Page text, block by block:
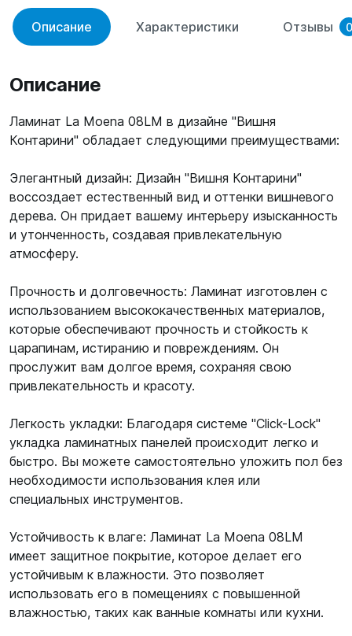
Описание Характеристики Отзывы 0
Описание
Ламинат La Moena 08LM в дизайне "Вишня
Контарини" обладает следующими преимуществами:
Элегантный дизайн: Дизайн "Вишня Контарини"
воссоздает естественный вид и оттенки вишневого
дерева. Он придает вашему интерьеру изысканность
и утонченность, создавая привлекательную
атмосферу.
Прочность и долговечность: Ламинат изготовлен с
использованием высококачественных материалов,
которые обеспечивают прочность и стойкость к
царапинам, истиранию и повреждениям. Он
прослужит вам долгое время, сохраняя свою
привлекательность и красоту.
Легкость укладки: Благодаря системе "Click-Lock"
укладка ламинатных панелей происходит легко и
быстро. Вы можете самостоятельно уложить пол без
необходимости использования клея или
специальных инструментов.
Устойчивость к влаге: Ламинат La Moena 08LM
имеет защитное покрытие, которое делает его
устойчивым к влажности. Это позволяет
использовать его в помещениях с повышенной
влажностью, таких как ванные комнаты или кухни.